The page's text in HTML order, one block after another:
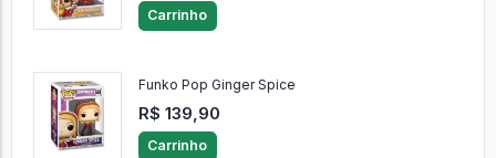
Carrinho
Funko Pop Ginger Spice
R$ 139,90
Carrinho